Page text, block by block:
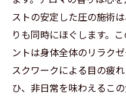
ストの安定した圧の施術
りも同時にほぐします。
ントは身体全体のリラク
スクワークによる目の疲
ひ、非日常を味わえるこ